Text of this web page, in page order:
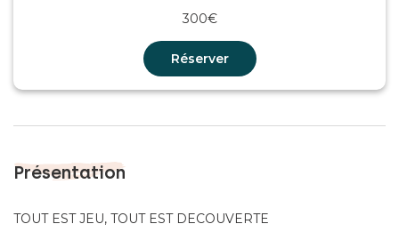
300€
Réserver
Présentation
TOUT EST JEU, TOUT EST DECOUVERTE